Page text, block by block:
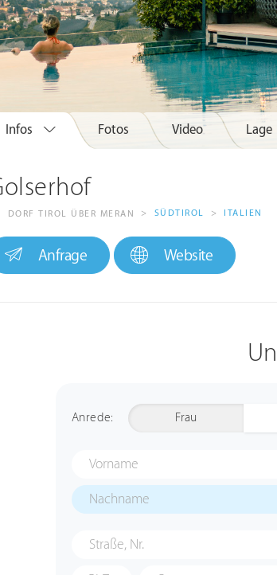
Infos Fotos Video Lage
DORF TIROL ÜBER MERAN > SÜDTIROL > ITALIEN
Anfrage Website
Anrede: Frau